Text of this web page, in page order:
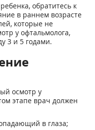
обратитесь к
в раннем возрасте
которые не
у офтальмолога,
3 и 5 годами.
осмотр у
этапе врач должен
в глаза;